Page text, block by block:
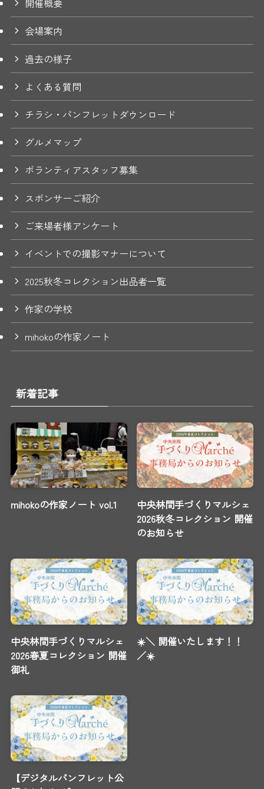
開催概要
会場案内
過去の様子
よくある質問
チラシ・パンフレットダウンロード
グルメマップ
ボランティアスタッフ募集
スポンサーご紹介
ご来場者様アンケート
イベントでの撮影マナーについて
2025秋冬コレクション出品者一覧
作家の学校
mihokoの作家ノート
新着記事
mihokoの作家ノート vol.1
中央林間手づくりマルシェ
2026秋冬コレクション 開催
のお知らせ
中央林間手づくりマルシェ
2026春夏コレクション 開催
御礼
☀️＼ 開催いたします！！
／☀️
【デジタルパンフレット公